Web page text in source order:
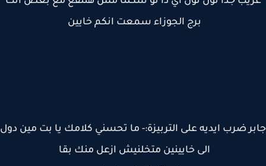
برج الجوزاء سمعت انكم خايين
ضرب ايديه على التربيزة:- ما تحسني كلامك يا بت مين دول
الى خايينين متخلنيش ازعل منك بقا